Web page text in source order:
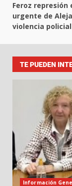
Feroz represión
urgente de
violencia policial
TE PUEDEN
Información